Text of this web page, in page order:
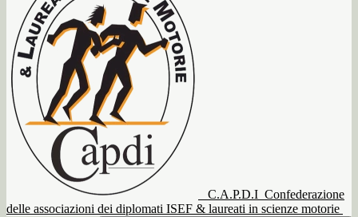
C.A.P.D.I Confederazione
delle associazioni dei diplomati ISEF & laureati in scienze motorie